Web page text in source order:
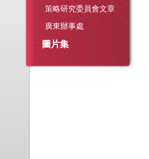
策略研究委員會文章
廣東辦事處
圖片集